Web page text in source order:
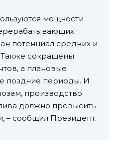
мощности
потенциал средних и
сокращены
а плановые
поздние периоды. И
производство
должно превысить
– сообщил Президент.